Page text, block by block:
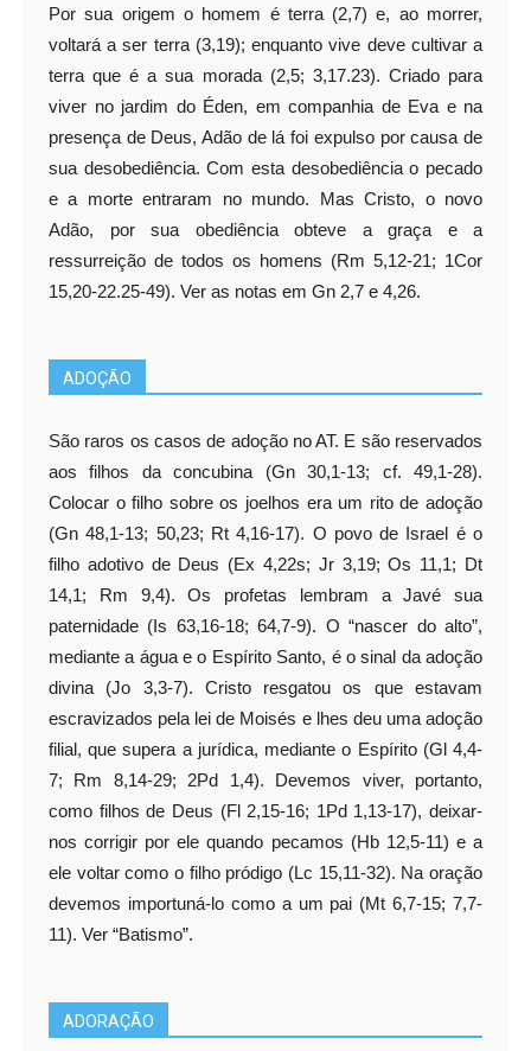
Por sua origem o homem é terra (2,7) e, ao morrer,
voltará a ser terra (3,19); enquanto vive deve cultivar a
terra que é a sua morada (2,5; 3,17.23). Criado para
viver no jardim do Éden, em companhia de Eva e na
presença de Deus, Adão de lá foi expulso por causa de
sua desobediência. Com esta desobediência o pecado
e a morte entraram no mundo. Mas Cristo, o novo
Adão, por sua obediência obteve a graça e a
ressurreição de todos os homens (Rm 5,12-21; 1Cor
15,20-22.25-49). Ver as notas em Gn 2,7 e 4,26.
ADOÇÃO
São raros os casos de adoção no AT. E são reservados
aos filhos da concubina (Gn 30,1-13; cf. 49,1-28).
Colocar o filho sobre os joelhos era um rito de adoção
(Gn 48,1-13; 50,23; Rt 4,16-17). O povo de Israel é o
filho adotivo de Deus (Ex 4,22s; Jr 3,19; Os 11,1; Dt
14,1; Rm 9,4). Os profetas lembram a Javé sua
paternidade (Is 63,16-18; 64,7-9). O “nascer do alto”,
mediante a água e o Espírito Santo, é o sinal da adoção
divina (Jo 3,3-7). Cristo resgatou os que estavam
escravizados pela lei de Moisés e lhes deu uma adoção
filial, que supera a jurídica, mediante o Espírito (Gl 4,4-
7; Rm 8,14-29; 2Pd 1,4). Devemos viver, portanto,
como filhos de Deus (Fl 2,15-16; 1Pd 1,13-17), deixar-
nos corrigir por ele quando pecamos (Hb 12,5-11) e a
ele voltar como o filho pródigo (Lc 15,11-32). Na oração
devemos importuná-lo como a um pai (Mt 6,7-15; 7,7-
11). Ver “Batismo”.
ADORAÇÃO